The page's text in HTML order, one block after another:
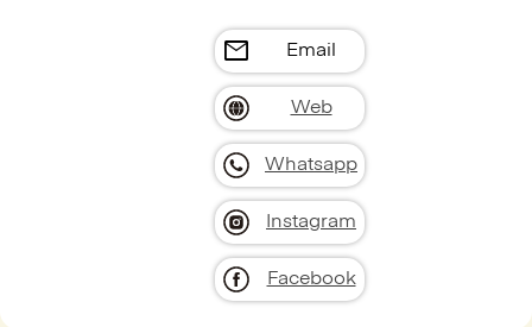
mail Email
Web
Whatsapp
Instagram
Facebook